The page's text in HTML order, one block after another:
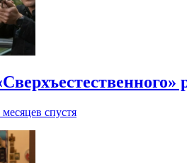
месяцев спустя